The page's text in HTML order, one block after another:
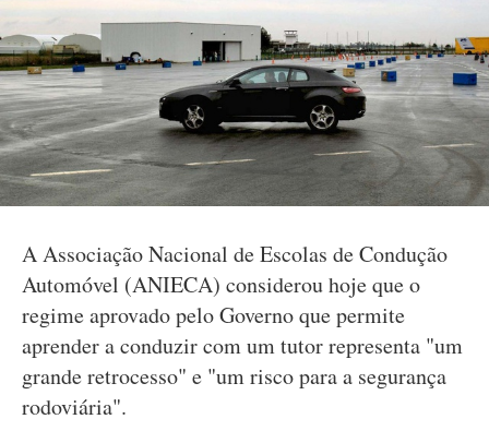
A Associação Nacional de Escolas de Condução
Automóvel (ANIECA) considerou hoje que o
regime aprovado pelo Governo que permite
aprender a conduzir com um tutor representa "um
grande retrocesso" e "um risco para a segurança
rodoviária".